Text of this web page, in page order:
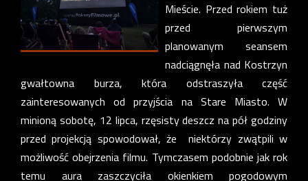
Mieście. Przed rokiem tuż
przed pierwszym
planowanym seansem
nadciągnęła nad Kostrzyn
gwałtowna burza, która odstraszyła część
zainteresowanych od przyjścia na Stare Miasto. W
minioną sobotę, 12 lipca, rzęsisty deszcz na pół godziny
przed projekcją spowodował, że niektórzy zwątpili w
możliwość obejrzenia filmu. Tymczasem podobnie jak rok
temu aura zaszczyciła okienkiem pogodowym